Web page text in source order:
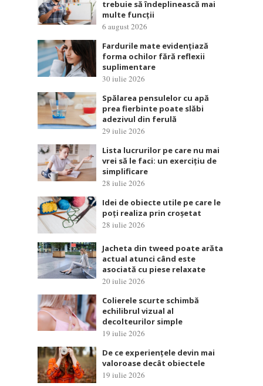
trebuie să îndeplinească mai
multe funcții
6 august 2026
Fardurile mate evidențiază
forma ochilor fără reflexii
suplimentare
30 iulie 2026
Spălarea pensulelor cu apă
prea fierbinte poate slăbi
adezivul din ferulă
29 iulie 2026
Lista lucrurilor pe care nu mai
vrei să le faci: un exercițiu de
simplificare
28 iulie 2026
Idei de obiecte utile pe care le
poți realiza prin croșetat
28 iulie 2026
Jacheta din tweed poate arăta
actual atunci când este
asociată cu piese relaxate
20 iulie 2026
Colierele scurte schimbă
echilibrul vizual al
decolteurilor simple
19 iulie 2026
De ce experiențele devin mai
valoroase decât obiectele
19 iulie 2026